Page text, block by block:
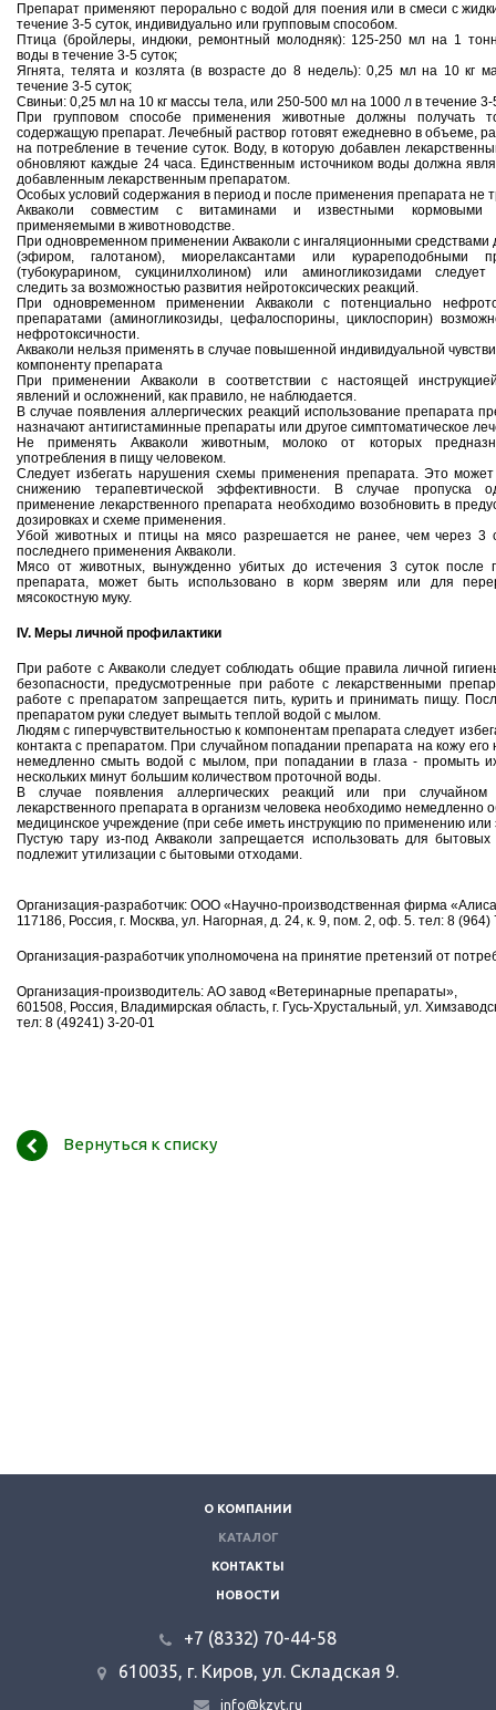
Препарат применяют перорально с водой для поения или в смеси с
течение 3-5 суток, индивидуально или групповым способом.
Птица (бройлеры, индюки, ремонтный молодняк): 125-250 мл на 1
воды в течение 3-5 суток;
Ягнята, телята и козлята (в возрасте до 8 недель): 0,25 мл на 10 кг
течение 3-5 суток;
Свиньи: 0,25 мл на 10 кг массы тела, или 250-500 мл на 1000 л в течение 3-
При групповом способе применения животные должны получать
содержащую препарат. Лечебный раствор готовят ежедневно в объеме,
на потребление в течение суток. Воду, в которую добавлен
обновляют каждые 24 часа. Единственным источником воды должна
добавленным лекарственным препаратом.
Особых условий содержания в период и после применения препарата не
Акваколи совместим с витаминами и известными кормовыми
применяемыми в животноводстве.
При одновременном применении Акваколи с ингаляционными средствами
(эфиром, галотаном), миорелаксантами или курареподобными
(тубокурарином, сукцинилхолином) или аминогликозидами следует
следить за возможностью развития нейротоксических реакций.
При одновременном применении Акваколи с потенциально
препаратами (аминогликозиды, цефалоспорины, циклоспорин)
нефротоксичности.
Акваколи нельзя применять в случае повышенной индивидуальной
компоненту препарата
При применении Акваколи в соответствии с настоящей
явлений и осложнений, как правило, не наблюдается.
В случае появления аллергических реакций использование препарата
назначают антигистаминные препараты или другое симптоматическое
Не применять Акваколи животным, молоко от которых
употребления в пищу человеком.
Следует избегать нарушения схемы применения препарата. Это может
снижению терапевтической эффективности. В случае пропуска
применение лекарственного препарата необходимо возобновить в
дозировках и схеме применения.
Убой животных и птицы на мясо разрешается не ранее, чем через 3
последнего применения Акваколи.
Мясо от животных, вынужденно убитых до истечения 3 суток после
препарата, может быть использовано в корм зверям или для
мясокостную муку.
IV. Меры личной профилактики
При работе с Акваколи следует соблюдать общие правила личной
безопасности, предусмотренные при работе с лекарственными
работе с препаратом запрещается пить, курить и принимать пищу.
препаратом руки следует вымыть теплой водой с мылом.
Людям с гиперчувствительностью к компонентам препарата следует
контакта с препаратом. При случайном попадании препарата на кожу его
немедленно смыть водой с мылом, при попадании в глаза - промыть
нескольких минут большим количеством проточной воды.
В случае появления аллергических реакций или при случайном
лекарственного препарата в организм человека необходимо немедленно
медицинское учреждение (при себе иметь инструкцию по применению или
Пустую тару из-под Акваколи запрещается использовать для
подлежит утилизации с бытовыми отходами.
Организация-разработчик: ООО «Научно-производственная фирма
117186, Россия, г. Москва, ул. Нагорная, д. 24, к. 9, пом. 2, оф. 5. тел: 8
Организация-разработчик уполномочена на принятие претензий от
Организация-производитель: АО завод «Ветеринарные препараты»,
601508, Россия, Владимирская область, г. Гусь-Хрустальный, ул.
тел: 8 (49241) 3-20-01
Вернуться к списку
О КОМПАНИИ
КАТАЛОГ
КОНТАКТЫ
НОВОСТИ
+7 (8332) 70-44-58
610035, г. Киров, ул. Складская 9.
info@kzvt.ru